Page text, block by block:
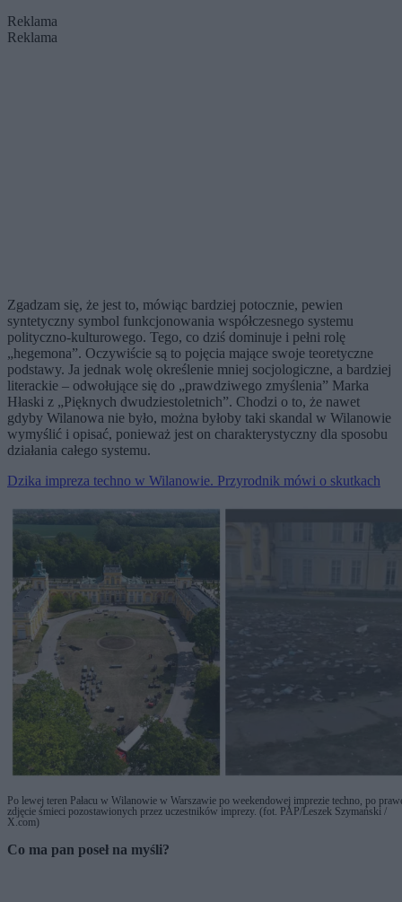
Reklama
Reklama
Zgadzam się, że jest to, mówiąc bardziej potocznie, pewien
syntetyczny symbol funkcjonowania współczesnego systemu
polityczno-kulturowego. Tego, co dziś dominuje i pełni rolę
„hegemona”. Oczywiście są to pojęcia mające swoje teoretyczne
podstawy. Ja jednak wolę określenie mniej socjologiczne, a bardziej
literackie – odwołujące się do „prawdziwego zmyślenia” Marka
Hłaski z „Pięknych dwudziestoletnich”. Chodzi o to, że nawet
gdyby Wilanowa nie było, można byłoby taki skandal w Wilanowie
wymyślić i opisać, ponieważ jest on charakterystyczny dla sposobu
działania całego systemu.
Dzika impreza techno w Wilanowie. Przyrodnik mówi o skutkach
Po lewej teren Pałacu w Wilanowie w Warszawie po weekendowej imprezie techno, po
zdjęcie śmieci pozostawionych przez uczestników imprezy. (fot. PAP/Leszek Szymański /
X.com)
Co ma pan poseł na myśli?